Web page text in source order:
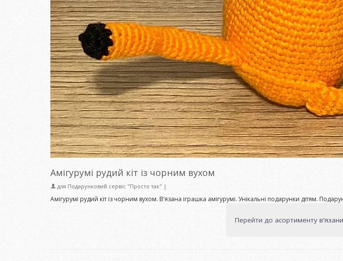
Амігурумі рудий кіт із чорним вухом
для Подарунковий сервіс "Просто так" |
Амігурумі рудий кіт із чорним вухом. В’язана іграшка амігурумі. Унікальні подарунки дітям.
Перейти до асортименту